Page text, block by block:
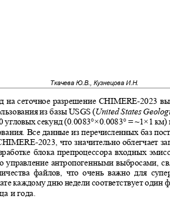
Ткачева Ю.В., Кузнецова И.Н.
на сеточное разрешение CHIMERE-2023
из базыUSGS (United States
угловых секунд (0.0083°×0.0083° = ~1×1
. Все данные из перечисленных баз
2023, что значительно облегчает
блока препроцессора входных
управление антропогенными выбросами,
файлов, что очень важно для
каждому дню недели соответствует один
и года.